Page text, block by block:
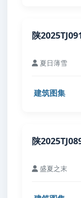
陕
夏日薄雪
建筑图集
陕
盛夏之末